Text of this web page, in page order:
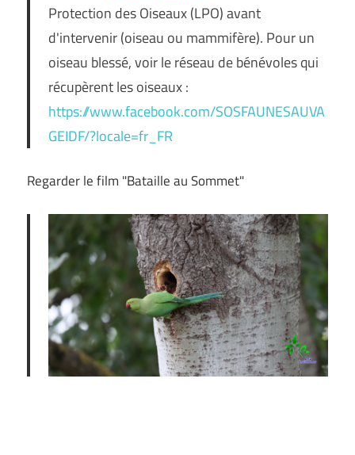
Protection des Oiseaux (LPO) avant
d'intervenir (oiseau ou mammifère). Pour un
oiseau blessé, voir le réseau de bénévoles qui
récupèrent les oiseaux :
https://www.facebook.com/SOSFAUNESAUVA
GEIDF/?locale=fr_FR
Regarder le film "Bataille au Sommet"